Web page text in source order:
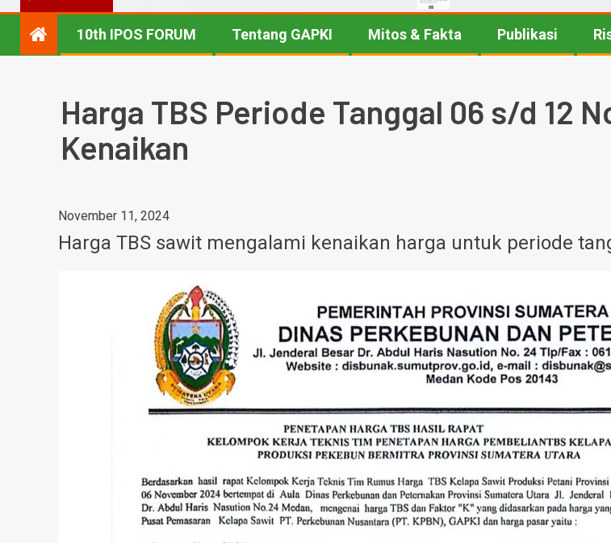
10th IPOS FORUM Tentang GAPKI Mitos & Fakta Publikasi
Harga TBS Periode Tanggal 06 s/d 12
Kenaikan
November 11, 2024
Harga TBS sawit mengalami kenaikan harga untuk periode